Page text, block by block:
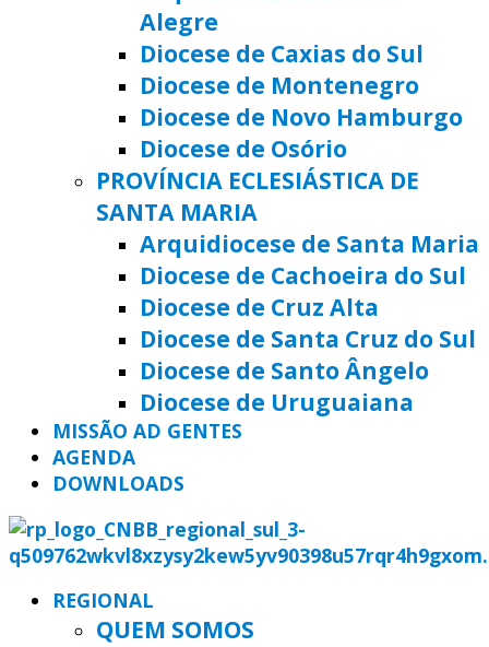
Alegre
Diocese de Caxias do Sul
Diocese de Montenegro
Diocese de Novo Hamburgo
Diocese de Osório
PROVÍNCIA ECLESIÁSTICA DE
SANTA MARIA
Arquidiocese de Santa Maria
Diocese de Cachoeira do Sul
Diocese de Cruz Alta
Diocese de Santa Cruz do Sul
Diocese de Santo Ângelo
Diocese de Uruguaiana
MISSÃO AD GENTES
AGENDA
DOWNLOADS
REGIONAL
QUEM SOMOS